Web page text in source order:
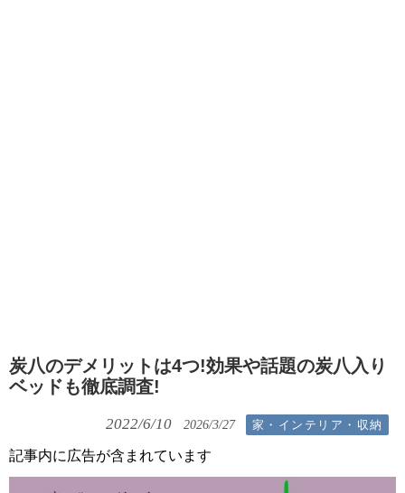
炭八のデメリットは4つ!効果や話題の炭八入り
ベッドも徹底調査!
2022/6/10 2026/3/27 家・インテリア・収納
記事内に広告が含まれています